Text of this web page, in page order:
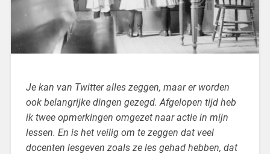
Je kan van Twitter alles zeggen, maar er worden
ook belangrijke dingen gezegd. Afgelopen tijd heb
ik twee opmerkingen omgezet naar actie in mijn
lessen. En is het veilig om te zeggen dat veel
docenten lesgeven zoals ze les gehad hebben, dat